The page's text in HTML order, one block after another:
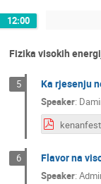
12:00
Fizika visokih
5 Ka rjesenju
Speaker:
6 Flavor na
Speaker: